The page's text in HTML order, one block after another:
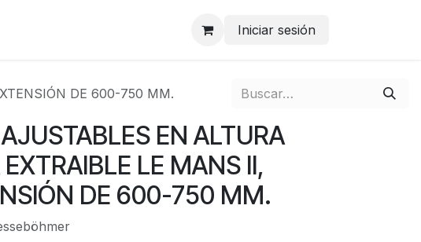
Iniciar sesión
DE 600-750 MM.
EN ALTURA
EXTRAIBLE LE MANS II,
DE 600-750 MM.